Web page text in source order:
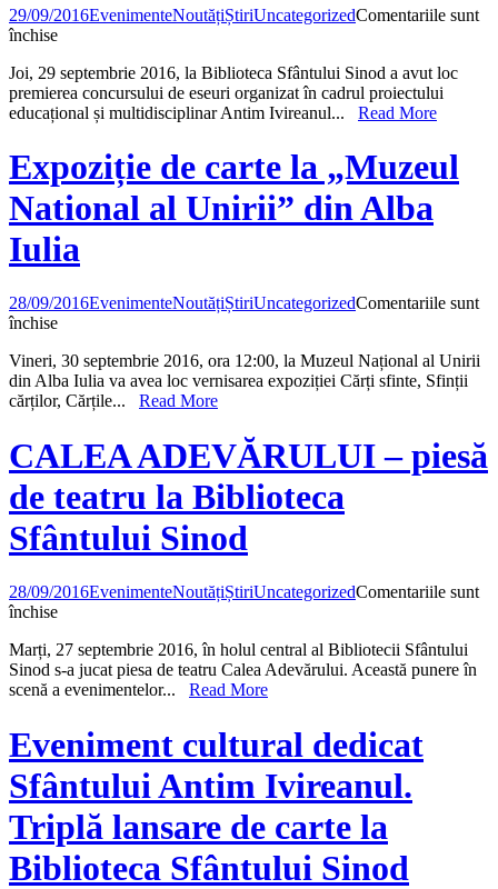
CĂRȚILE
SFINȚILOR
29/09/2016EvenimenteNoutățiȘtiriUncategorizedComentariile sunt
închisepentru
la
Biblioteca
Sfântului
Joi, 29 septembrie 2016, la Biblioteca Sfântului Sinod a avut loc
premierea concursului de eseuri organizat în cadrul proiectului
educațional și multidisciplinar Antim Ivireanul... Read More
Expoziție de carte la „Muzeul
National al Unirii” din Alba
Iulia
28/09/2016EvenimenteNoutățiȘtiriUncategorizedComentariile sunt
închisepentru
de
carte
la
National
al
din
Iulia
Vineri, 30 septembrie 2016, ora 12:00, la Muzeul Național al Unirii
din Alba Iulia va avea loc vernisarea expoziției Cărți sfinte, Sfinții
cărților, Cărțile... Read More
CALEA ADEVĂRULUI – piesă
de teatru la Biblioteca
Sfântului Sinod
28/09/2016EvenimenteNoutățiȘtiriUncategorizedComentariile sunt
închisepentru
ADEVĂRULUI
–
piesă
teatru
la
Biblioteca
Sfântului
Sinod
Marți, 27 septembrie 2016, în holul central al Bibliotecii Sfântului
Sinod s-a jucat piesa de teatru Calea Adevărului. Această punere în
scenă a evenimentelor... Read More
Eveniment cultural dedicat
Sfântului Antim Ivireanul.
Triplă lansare de carte la
Biblioteca Sfântului Sinod